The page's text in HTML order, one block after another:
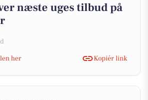
næste uges tilbud på
her
Kopiér link